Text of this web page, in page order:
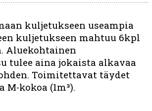
kuljetukseen useampia
kuljetukseen mahtuu 6kpl
Aluekohtainen
tulee aina jokaista alkavaa
Toimitettavat täydet
kokoa (1m³).